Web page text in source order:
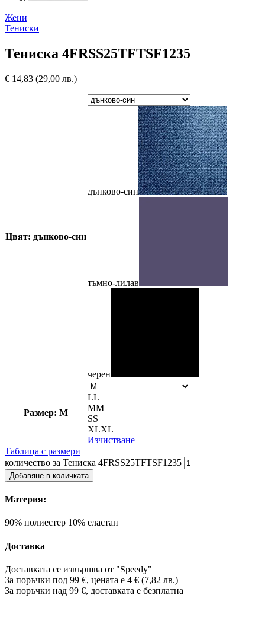
Жени
Тениски
Тениска 4FRSS25TFTSF1235
€ 14,83 (29,00 лв.)
Цвят: дънково-син
дънково-син
тъмно-лилав
черен
Размер: M
LL
MM
SS
XLXL
Изчистване
Таблица с размери
количество за Тениска 4FRSS25TFTSF1235
Добавяне в количката
Материя:
90% полиестер 10% еластан
Доставка
Доставката се извършва от "Speedy"
За поръчки под 99 €, цената е 4 € (7,82 лв.)
За поръчки над 99 €, доставката е безплатна